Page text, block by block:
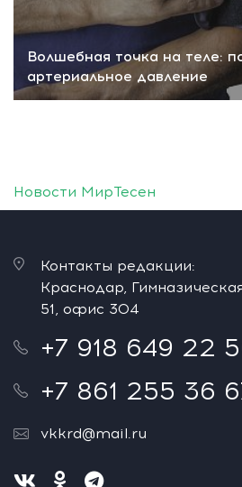
Волшебная точка на теле:
артериальное давление
Новости МирТесен
Контакты редакции:
Краснодар,
51, офис 304
+7 918 649 22
+7 861 255 36
vkkrd@mail.ru